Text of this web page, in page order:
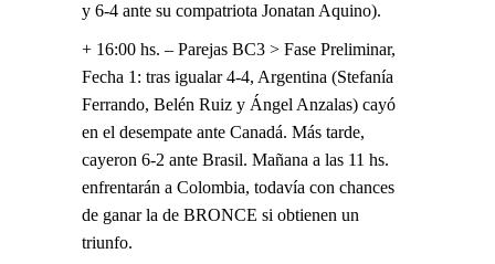
y 6-4 ante su compatriota Jonatan Aquino).
+ 16:00 hs. – Parejas BC3 > Fase Preliminar,
Fecha 1: tras igualar 4-4, Argentina (Stefanía
Ferrando, Belén Ruiz y Ángel Anzalas) cayó
en el desempate ante Canadá. Más tarde,
cayeron 6-2 ante Brasil. Mañana a las 11 hs.
enfrentarán a Colombia, todavía con chances
de ganar la de BRONCE si obtienen un
triunfo.